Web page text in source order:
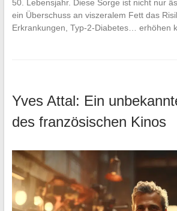
50. Lebensjahr. Diese Sorge ist nicht nur
ein Überschuss an viszeralem Fett das
Erkrankungen, Typ-2-Diabetes… erhöhen
Yves Attal: Ein
des französischen Kinos